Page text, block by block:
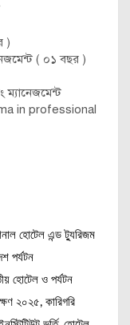
)
( ০১ বছর )
ম্যানেজমেন্ট
in professional
হোটেল এন্ড ট্যুরিজম
পর্যটন
হোটেল ও পর্যটন
২০২৫, কারিগরি